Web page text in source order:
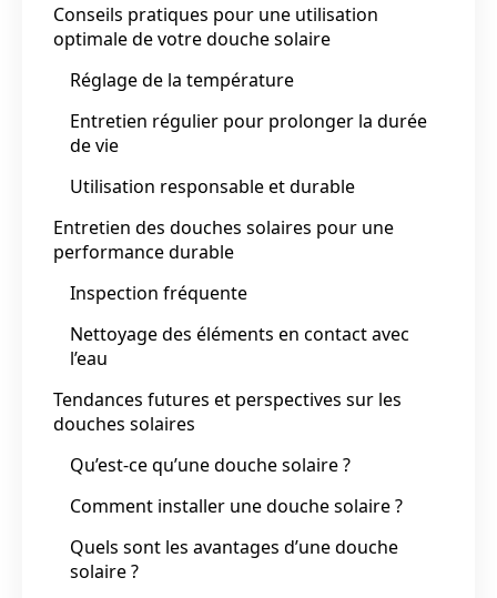
Conseils pratiques pour une utilisation
optimale de votre douche solaire
Réglage de la température
Entretien régulier pour prolonger la durée
de vie
Utilisation responsable et durable
Entretien des douches solaires pour une
performance durable
Inspection fréquente
Nettoyage des éléments en contact avec
l’eau
Tendances futures et perspectives sur les
douches solaires
Qu’est-ce qu’une douche solaire ?
Comment installer une douche solaire ?
Quels sont les avantages d’une douche
solaire ?